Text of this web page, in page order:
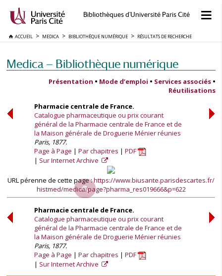
Bibliothèques d'Université Paris Cité
ACCUEIL MEDICA BIBLIOTHÈQUE NUMÉRIQUE RÉSULTATS DE RECHERCHE
Medica — Bibliothèque numérique
Présentation • Mode d’emploi • Services associés •
Réutilisations
Pharmacie centrale de France.
Catalogue pharmaceutique ou prix courant
général de la Pharmacie centrale de France et de
la Maison générale de Droguerie Ménier réunies
Paris, 1877.
Page à Page
Par chapitres
PDF
Sur Internet Archive
URL pérenne de cette page :https://www.biusante.parisdescartes.fr/
histmed/medica/page?pharma_res019666&p=622
Pharmacie centrale de France.
Catalogue pharmaceutique ou prix courant
général de la Pharmacie centrale de France et de
la Maison générale de Droguerie Ménier réunies
Paris, 1877.
Page à Page
Par chapitres
PDF
Sur Internet Archive